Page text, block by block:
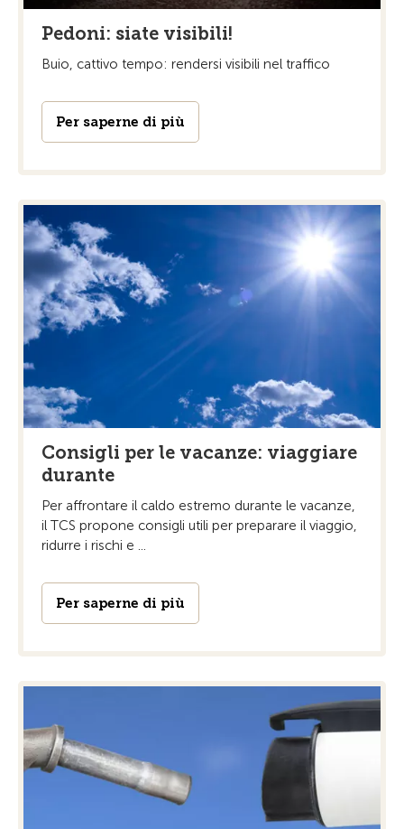
Pedoni: siate visibili!
Buio, cattivo tempo: rendersi visibili nel traffico
Per saperne di più
Consigli per le vacanze: viaggiare
durante
Per affrontare il caldo estremo durante le vacanze,
il TCS propone consigli utili per preparare il viaggio,
ridurre i rischi e ...
Per saperne di più